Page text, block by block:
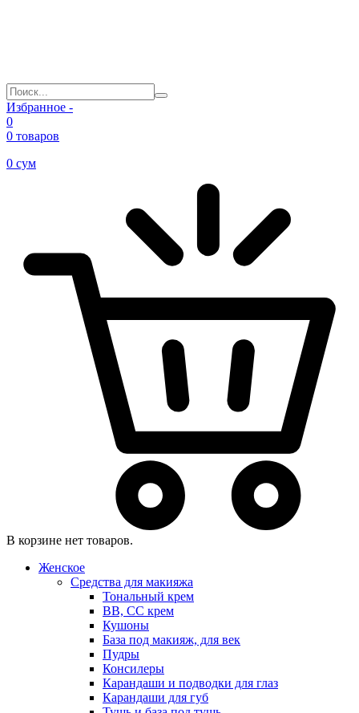
Избранное -
0
0 товаров
0 сум
В корзине нет товаров.
Женское
Средства для макияжа
Тональный крем
BB, CC крем
Кушоны
База под макияж, для век
Пудры
Консилеры
Карандаши и подводки для глаз
Карандаши для губ